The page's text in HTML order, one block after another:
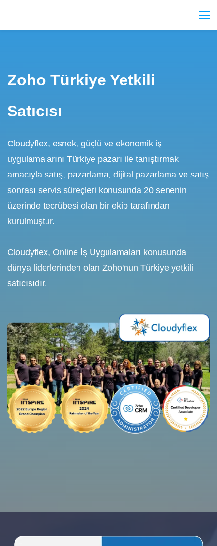
Zoho Türkiye Yetkili
Satıcısı
Cloudyflex, esnek, güçlü ve ekonomik iş
uygulamalarını Türkiye pazarı ile tanıştırmak
amacıyla satış, pazarlama, dijital pazarlama ve satış
sonrası servis süreçleri konusunda 20 senenin
üzerinde tecrübesi olan bir ekip tarafından
kurulmuştur.
Cloudyflex, Online İş Uygulamaları konusunda
dünya liderlerinden olan Zoho'nun Türkiye yetkili
satıcısıdır.